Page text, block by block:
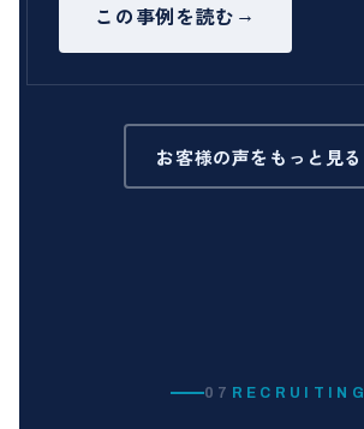
この事例を読む →
お客様の声をもっと見る
07 RECRUITING